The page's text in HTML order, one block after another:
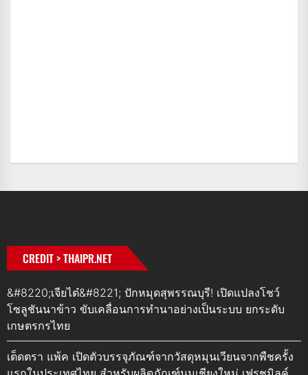
CREDIT > THAIPR.NET
&#8220;เจียไต๋&#8221; ปักหมุดสุพรรณบุรี! เปิดแปลงโชว์
โซลูชันนาข้าว ขับเคลื่อนการทำนาอย่างเป็นระบบ ยกระดับ
เกษตรกรไทย
เต็ดตรา แพ้ค เปิดตัวบรรจุภัณฑ์จากวัสดุหมุนเวียนจากพืชครั้ง